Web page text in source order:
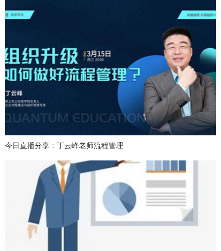
今日直播分享：丁云峰老师流程管理